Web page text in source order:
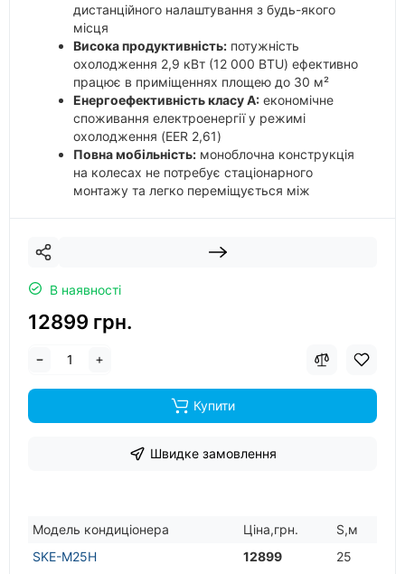
дистанційного налаштування з будь-якого
місця
Висока продуктивність: потужність
охолодження 2,9 кВт (12 000 BTU) ефективно
працює в приміщеннях площею до 30 м²
Енергоефективність класу А: економічне
споживання електроенергії у режимі
охолодження (EER 2,61)
Повна мобільність: моноблочна конструкція
на колесах не потребує стаціонарного
монтажу та легко переміщується між
В наявності
12899 грн.
Купити
Швидке замовлення
Модель кондицiонера Цiна,грн.
S,м
SKE-M25H
12899
25